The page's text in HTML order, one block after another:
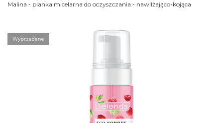
Malina - pianka micelarna do oczyszczania - nawilżająco-kojąca
the
end
Wyprzedane